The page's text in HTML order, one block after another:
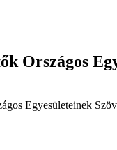
Országos
Egyesületeinek